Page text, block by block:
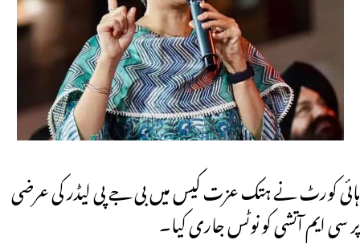
ہائی کورٹ نے ہتک عزت کیس میں بی جے پی لیڈر کی عرضی
پر سی ایم آتشی کو نوٹس جاری کیا۔